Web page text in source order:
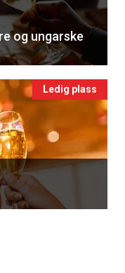
og ungarske
Ledig plass